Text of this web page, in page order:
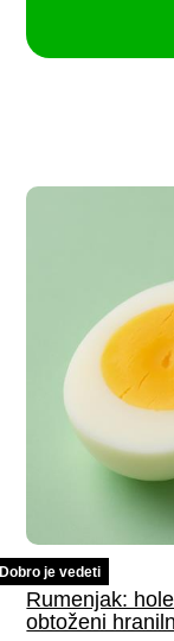
Dobro je vedeti
Rumenjak:
obtoženi